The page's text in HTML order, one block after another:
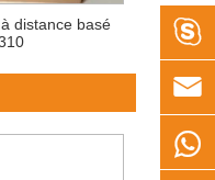
distance basé


